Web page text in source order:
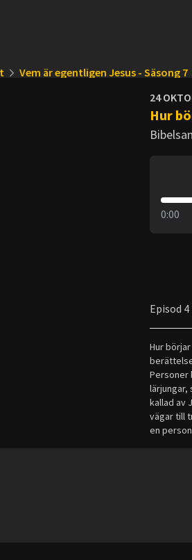
Vem är egentligen Jesus - Säsong 7
24
Hur
0:00
Episod
Hur
Personer
lärjungar,
kallad av
vägar till
en